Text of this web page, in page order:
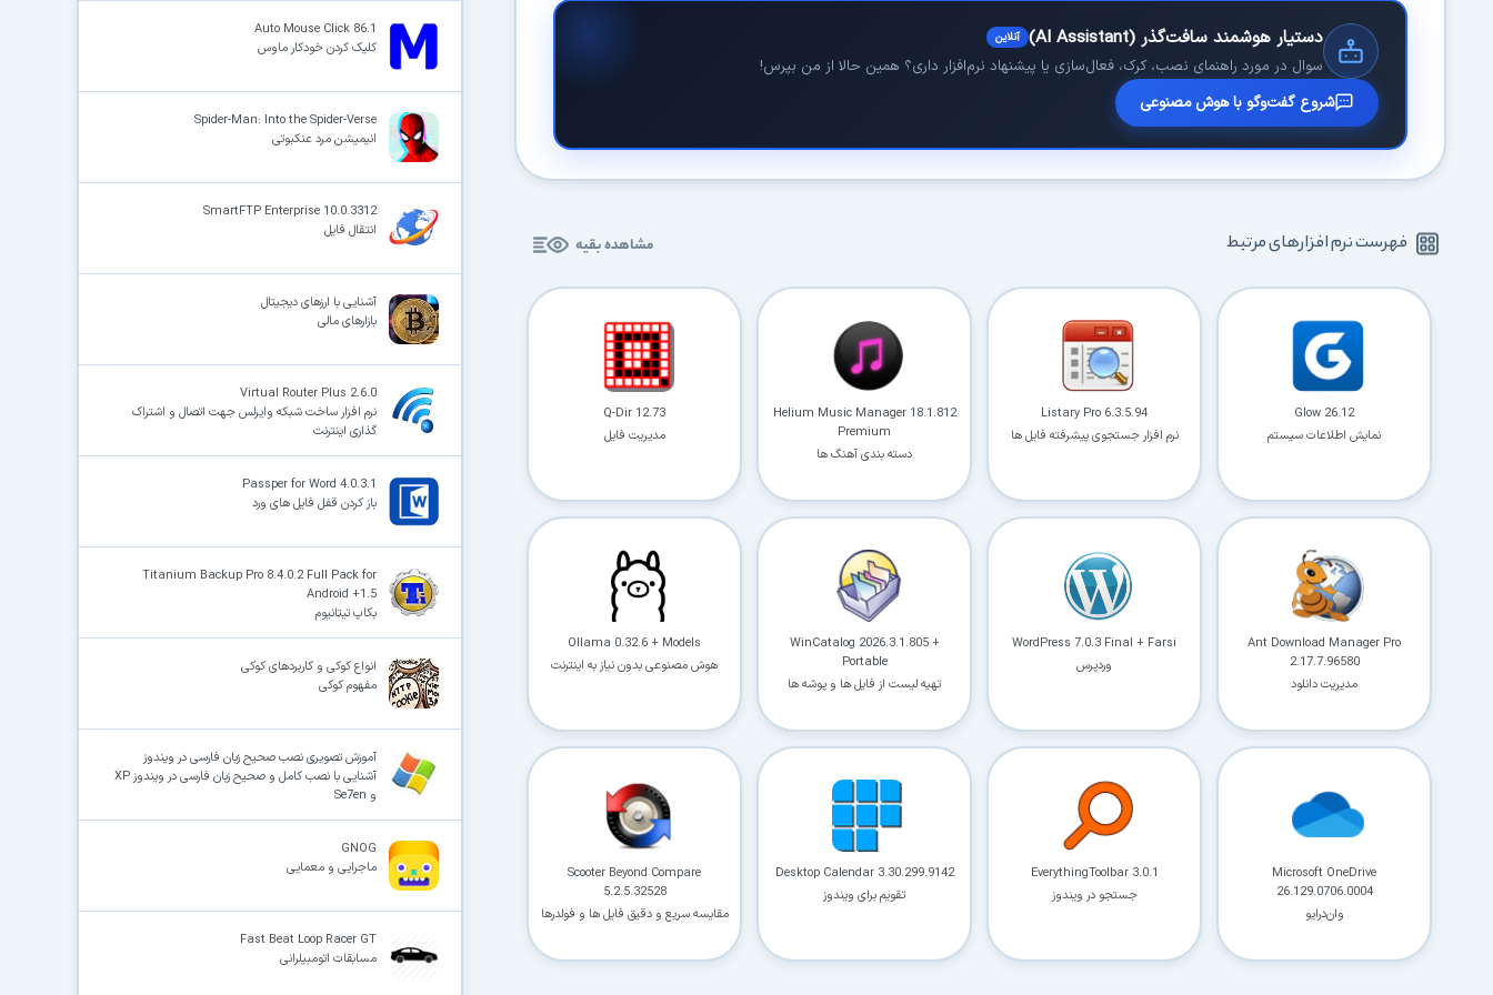
دستیار هوشمند سافت‌گذر (AI Assistant) آنلاین
سوال در مورد راهنمای نصب، کرک، فعال‌سازی یا پیشنهاد نرم‌افزار داری؟ همین حالا از من بپرس!
شروع گفت‌وگو با هوش مصنوعی
فهرست نرم افزارهای مرتبط مشاهده بقیه
Glow 26.12
نمایش اطلاعات سیستم
Listary Pro 6.3.5.94
نرم افزار جستجوی پیشرفته فایل ها
Helium Music Manager 18.1.812
Premium
دسته بندی آهنگ ها
Q-Dir 12.73
مدیریت فایل
Ant Download Manager Pro
2.17.7.96580
مدیریت دانلود
WordPress 7.0.3 Final + Farsi
وردپرس
WinCatalog 2026.3.1.805 +
Portable
تهیه لیست از فایل ها و پوشه ها
Ollama 0.32.6 + Models
هوش مصنوعی بدون نیاز به اینترنت
Microsoft OneDrive
26.129.0706.0004
وان‌درایو
EverythingToolbar 3.0.1
جستجو در ویندوز
Desktop Calendar 3.30.299.9142
تقویم برای ویندوز
Scooter Beyond Compare
5.2.5.32528
مقایسه سریع و دقیق فایل ها و فولدرها
Auto Mouse Click 86.1
کلیک کردن خودکار ماوس
Spider-Man: Into the Spider-Verse
انیمیشن مرد عنکبوتی
SmartFTP Enterprise 10.0.3312
انتقال فایل
آشنایی با ارزهای دیجیتال
بازارهای مالی
Virtual Router Plus 2.6.0
نرم افزار ساخت شبکه وایرلس جهت اتصال و اشتراک
گذاری اینترنت
Passper for Word 4.0.3.1
باز کردن قفل فایل های ورد
Titanium Backup Pro 8.4.0.2 Full Pack for
Android +1.5
بکاپ تیتانیوم
انواع کوکی و کاربردهای کوکی
مفهوم کوکی
آموزش تصویری نصب صحیح زبان فارسی در ویندوز
آشنایی با نصب کامل و صحیح زبان فارسی در ویندوز XP
و Se7en
GNOG
ماجرایی و معمایی
Fast Beat Loop Racer GT
مسابقات اتومبیلرانی